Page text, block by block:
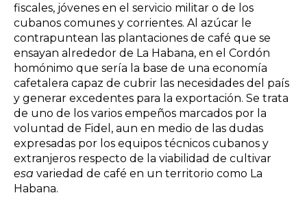
fiscales, jóvenes en el servicio militar o de los
cubanos comunes y corrientes. Al azúcar le
contrapuntean las plantaciones de café que se
ensayan alrededor de La Habana, en el Cordón
homónimo que sería la base de una economía
cafetalera capaz de cubrir las necesidades del país
y generar excedentes para la exportación. Se trata
de uno de los varios empeños marcados por la
voluntad de Fidel, aun en medio de las dudas
expresadas por los equipos técnicos cubanos y
extranjeros respecto de la viabilidad de cultivar
esa variedad de café en un territorio como La
Habana.